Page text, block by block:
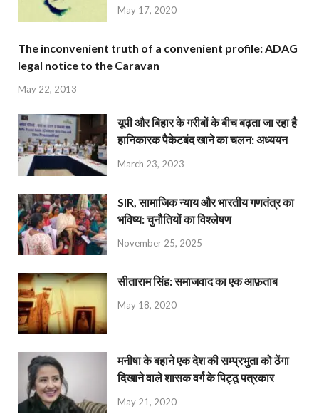
May 17, 2020
The inconvenient truth of a convenient profile: ADAG
legal notice to the Caravan
May 22, 2013
यूपी और बिहार के गरीबों के बीच बढ़ता जा रहा है
हानिकारक पैकेटबंद खाने का चलन: अध्ययन
March 23, 2023
SIR, सामाजिक न्याय और भारतीय गणतंत्र का
भविष्य: चुनौतियों का विश्लेषण
November 25, 2025
सीताराम सिंह: समाजवाद का एक आफ़ताब
May 18, 2020
मनीषा के बहाने एक देश की सम्प्रभुता को ठेंगा
दिखाने वाले शासक वर्ग के पिट्ठू पत्रकार
May 21, 2020